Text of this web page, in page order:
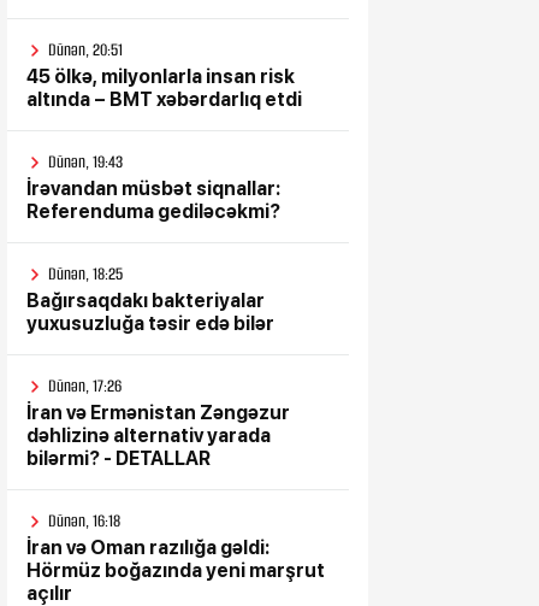
Dünən, 20:51
45 ölkə, milyonlarla insan risk
altında – BMT xəbərdarlıq etdi
Dünən, 19:43
İrəvandan müsbət siqnallar:
Referenduma gediləcəkmi?
Dünən, 18:25
Bağırsaqdakı bakteriyalar
yuxusuzluğa təsir edə bilər
Dünən, 17:26
İran və Ermənistan Zəngəzur
dəhlizinə alternativ yarada
bilərmi? - DETALLAR
Dünən, 16:18
İran və Oman razılığa gəldi:
Hörmüz boğazında yeni marşrut
açılır